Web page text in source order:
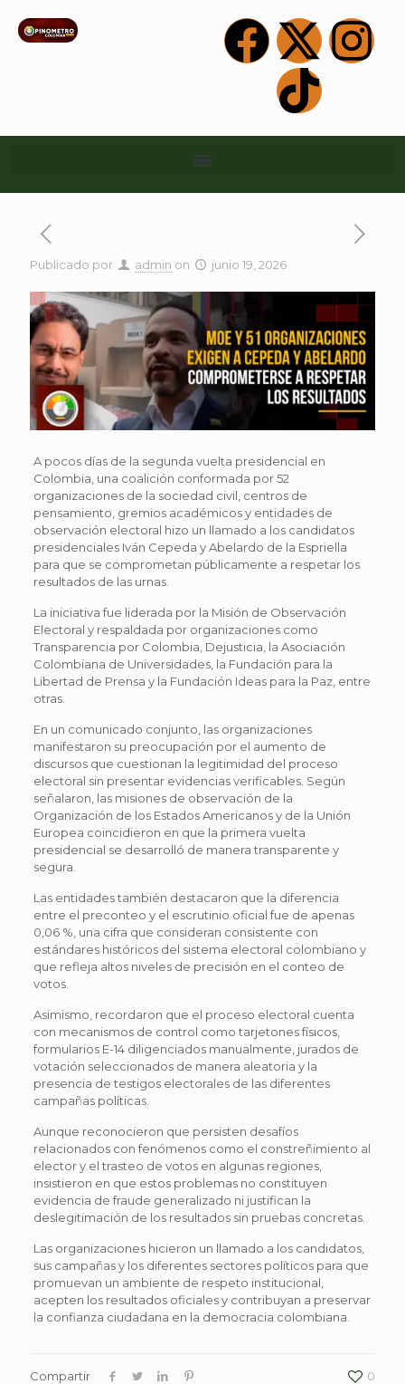
Publicado por admin on junio 19, 2026
A pocos días de la segunda vuelta presidencial en
Colombia, una coalición conformada por 52
organizaciones de la sociedad civil, centros de
pensamiento, gremios académicos y entidades de
observación electoral hizo un llamado a los candidatos
presidenciales Iván Cepeda y Abelardo de la Espriella
para que se comprometan públicamente a respetar los
resultados de las urnas.
La iniciativa fue liderada por la Misión de Observación
Electoral y respaldada por organizaciones como
Transparencia por Colombia, Dejusticia, la Asociación
Colombiana de Universidades, la Fundación para la
Libertad de Prensa y la Fundación Ideas para la Paz, entre
otras.
En un comunicado conjunto, las organizaciones
manifestaron su preocupación por el aumento de
discursos que cuestionan la legitimidad del proceso
electoral sin presentar evidencias verificables. Según
señalaron, las misiones de observación de la
Organización de los Estados Americanos y de la Unión
Europea coincidieron en que la primera vuelta
presidencial se desarrolló de manera transparente y
segura.
Las entidades también destacaron que la diferencia
entre el preconteo y el escrutinio oficial fue de apenas
0,06 %, una cifra que consideran consistente con
estándares históricos del sistema electoral colombiano y
que refleja altos niveles de precisión en el conteo de
votos.
Asimismo, recordaron que el proceso electoral cuenta
con mecanismos de control como tarjetones físicos,
formularios E-14 diligenciados manualmente, jurados de
votación seleccionados de manera aleatoria y la
presencia de testigos electorales de las diferentes
campañas políticas.
Aunque reconocieron que persisten desafíos
relacionados con fenómenos como el constreñimiento al
elector y el trasteo de votos en algunas regiones,
insistieron en que estos problemas no constituyen
evidencia de fraude generalizado ni justifican la
deslegitimación de los resultados sin pruebas concretas.
Las organizaciones hicieron un llamado a los candidatos,
sus campañas y los diferentes sectores políticos para que
promuevan un ambiente de respeto institucional,
acepten los resultados oficiales y contribuyan a preservar
la confianza ciudadana en la democracia colombiana.
Compartir 0